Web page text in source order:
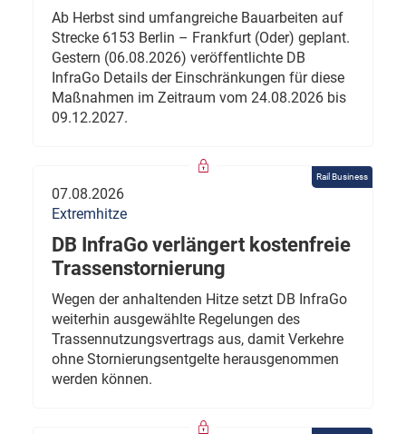
Ab Herbst sind umfangreiche Bauarbeiten auf
Strecke 6153 Berlin – Frankfurt (Oder) geplant.
Gestern (06.08.2026) veröffentlichte DB
InfraGo Details der Einschränkungen für diese
Maßnahmen im Zeitraum vom 24.08.2026 bis
09.12.2027.
Rail Business
07.08.2026
Extremhitze
DB InfraGo verlängert kostenfreie
Trassenstornierung
Wegen der anhaltenden Hitze setzt DB InfraGo
weiterhin ausgewählte Regelungen des
Trassennutzungsvertrags aus, damit Verkehre
ohne Stornierungsentgelte herausgenommen
werden können.